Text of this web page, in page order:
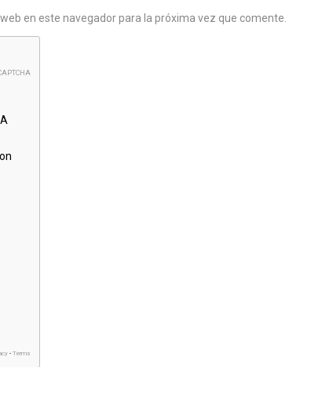
en este navegador para la próxima vez que comente.